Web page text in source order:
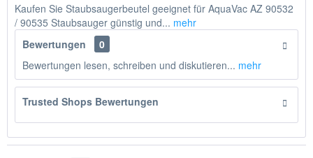
Kaufen Sie Staubsaugerbeutel geeignet für AquaVac AZ 90532
/ 90535 Staubsauger günstig und... mehr
Bewertungen
0
Bewertungen lesen, schreiben und diskutieren... mehr
Trusted Shops Bewertungen